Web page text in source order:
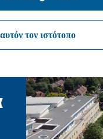
τον ιστότοπο